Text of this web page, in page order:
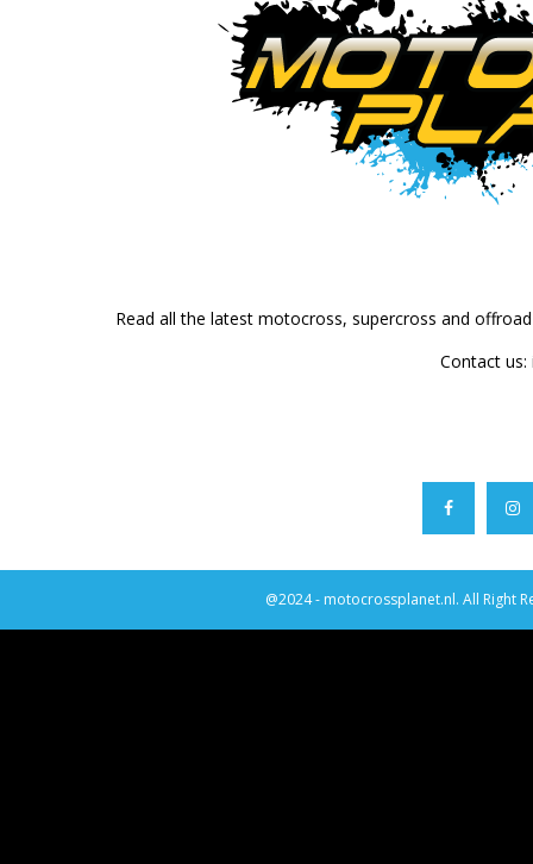
Read all the latest motocross, supercross and
Contact us:
@2024 - motocrossplanet.nl. All Right